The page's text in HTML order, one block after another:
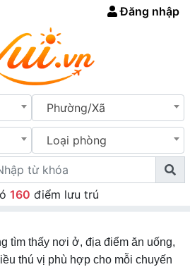
Đăng nhập
Phường/Xã
Loại phòng
160 điểm lưu trú
tìm thấy nơi ở, địa điểm ăn uống,
thú vị phù hợp cho mỗi chuyến